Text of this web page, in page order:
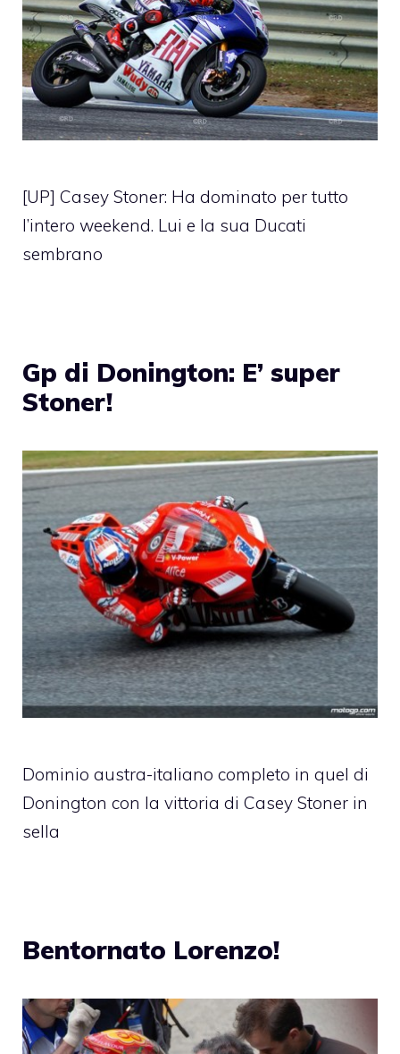
[UP] Casey Stoner: Ha dominato per tutto
l’intero weekend. Lui e la sua Ducati
sembrano
Gp di Donington: E’ super
Stoner!
Dominio austra-italiano completo in quel di
Donington con la vittoria di Casey Stoner in
sella
Bentornato Lorenzo!